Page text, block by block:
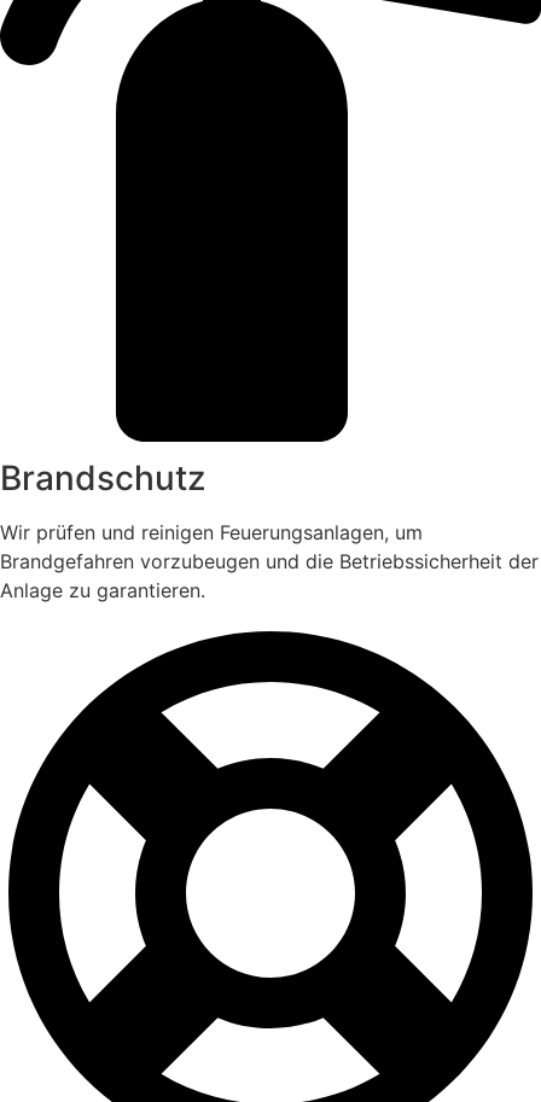
Brandschutz
Wir prüfen und reinigen Feuerungsanlagen, um
Brandgefahren vorzubeugen und die Betriebssicherheit der
Anlage zu garantieren.